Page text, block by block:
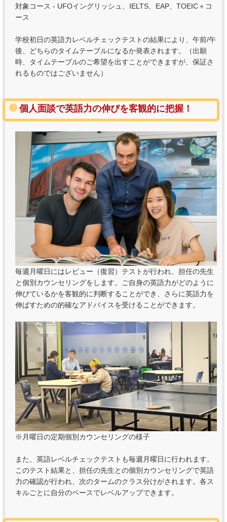
対象コース - UFOイングリッシュ、IELTS、EAP、TOEIC＋コ
ース
学校初日の英語力レベルチェックテストの結果により、午前/午
後、どちらのタイムテーブルになるか発表されます。（出願
時、タイムテーブルのご希望を出すことができますが、保証さ
れるものではございません）
個人面談で英語力の伸びを客観的に把握！
毎週月曜日にはレビュー（復習）テストが行われ、担任の先生
と個別カウンセリングをします。ご自身の英語力がどのように
伸びているかを客観的に判断することができ、さらに英語力を
伸ばすための的確なアドバイスを受けることができます。
※月曜日の定期個別カウンセリングの様子
また、英語レベルチェックテストも毎週月曜日に行われます。
このテスト結果と、担任の先生との個別カウンセリングで英語
力の確認が行われ、次のタームのクラス分けがされます。各ス
キルごとに自分のペースでレベルアップできます。